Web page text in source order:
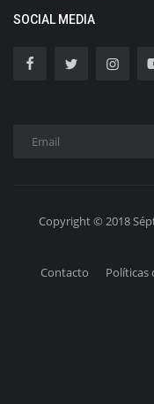
SOCIAL MEDIA
Copyright © 2018
Contacto Políticas